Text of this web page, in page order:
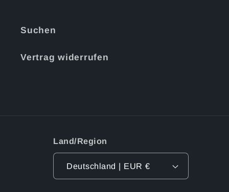
Suchen
Vertrag widerrufen
Land/Region
Deutschland | EUR €